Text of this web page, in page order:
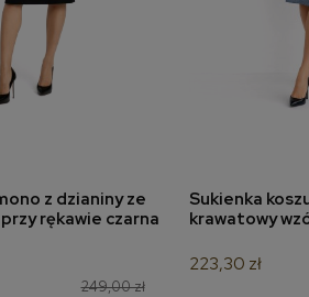
do koszyka
z dzianiny ze
rękawie czarna
249,00 zł
dodaj
Sukienka
krawatowy
223,30 zł